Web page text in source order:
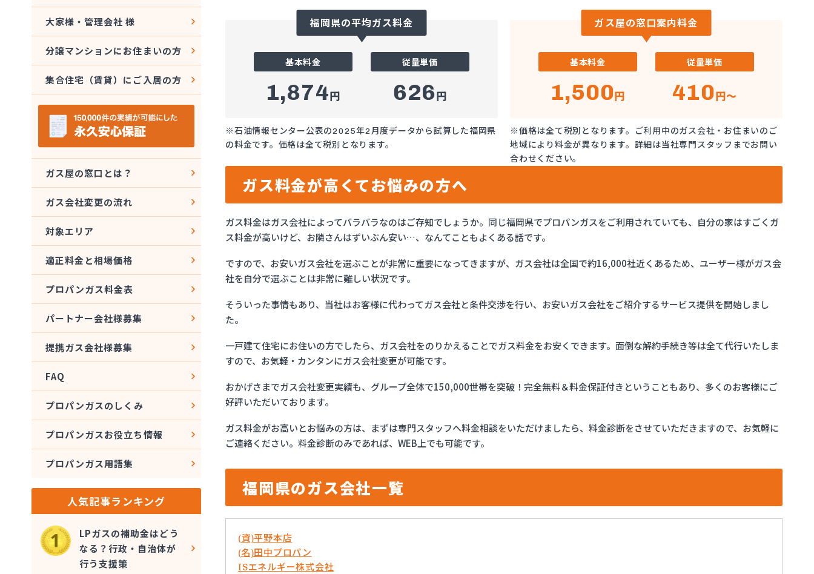
福岡県の平均ガス料金
基本料金
1,874円
従量単価
626円
※石油情報センター公表の2025年2月度データから試算した福岡県
の料金です。価格は全て税別となります。
ガス屋の窓口案内料金
基本料金
1,500円
従量単価
410円～
※価格は全て税別となります。ご利用中のガス会社・お住まいのご
地域により料金が異なります。詳細は当社専門スタッフまでお問い
合わせください。
ガス料金が高くてお悩みの方へ
ガス料金はガス会社によってバラバラなのはご存知でしょうか。同じ福岡県でプロパンガスをご利用されていても、自分の家はすごくガ
ス料金が高いけど、お隣さんはずいぶん安い…、なんてこともよくある話です。
ですので、お安いガス会社を選ぶことが非常に重要になってきますが、ガス会社は全国で約16,000社近くあるため、ユーザー様がガス会
社を自分で選ぶことは非常に難しい状況です。
そういった事情もあり、当社はお客様に代わってガス会社と条件交渉を行い、お安いガス会社をご紹介するサービス提供を開始しまし
た。
一戸建て住宅にお住いの方でしたら、ガス会社をのりかえることでガス料金をお安くできます。面倒な解約手続き等は全て代行いたしま
すので、お気軽・カンタンにガス会社変更が可能です。
おかげさまでガス会社変更実績も、グループ全体で150,000世帯を突破！完全無料＆料金保証付きということもあり、多くのお客様にご
好評いただいております。
ガス料金がお高いとお悩みの方は、まずは専門スタッフへ料金相談をいただけましたら、料金診断をさせていただきますので、お気軽に
ご連絡ください。料金診断のみであれば、WEB上でも可能です。
福岡県のガス会社一覧
(資)平野本店
(名)田中プロパン
ISエネルギー株式会社
大家様・管理会社 様
分譲マンションにお住まいの方
集合住宅（賃貸）にご入居の方
ガス屋の窓口とは？
ガス会社変更の流れ
対象エリア
適正料金と相場価格
プロパンガス料金表
パートナー会社様募集
提携ガス会社様募集
FAQ
プロパンガスのしくみ
プロパンガスお役立ち情報
プロパンガス用語集
人気記事ランキング
LPガスの補助金はどう
なる？行政・自治体が
行う支援策